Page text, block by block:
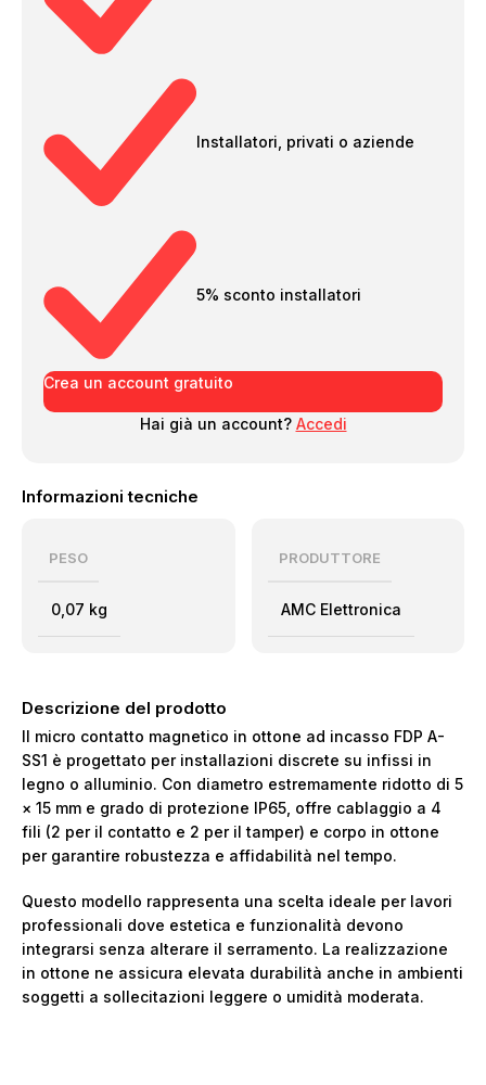
Installatori, privati o aziende
5% sconto installatori
Crea un account gratuito
Hai già un account? Accedi
Informazioni tecniche
PESO
0,07 kg
PRODUTTORE
AMC Elettronica
Descrizione del prodotto
Il micro contatto magnetico in ottone ad incasso FDP A-
SS1 è progettato per installazioni discrete su infissi in
legno o alluminio. Con diametro estremamente ridotto di 5
× 15 mm e grado di protezione IP65, offre cablaggio a 4
fili (2 per il contatto e 2 per il tamper) e corpo in ottone
per garantire robustezza e affidabilità nel tempo.
Questo modello rappresenta una scelta ideale per lavori
professionali dove estetica e funzionalità devono
integrarsi senza alterare il serramento. La realizzazione
in ottone ne assicura elevata durabilità anche in ambienti
soggetti a sollecitazioni leggere o umidità moderata.